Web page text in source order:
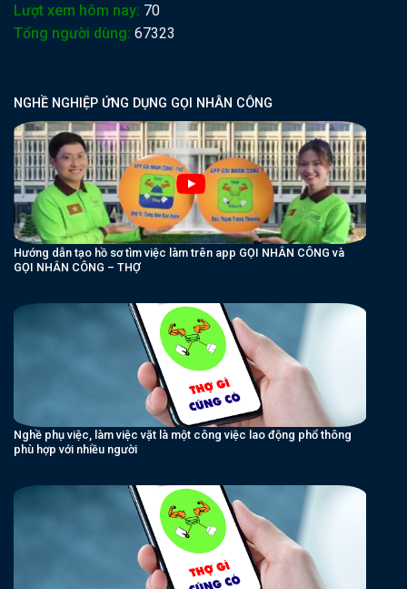
Lượt xem hôm nay: 70
Tổng người dùng: 67323
NGHỀ NGHIỆP ỨNG DỤNG GỌI NHÂN CÔNG
Hướng dẫn tạo hồ sơ tìm việc làm trên app GỌI NHÂN CÔNG và
GỌI NHÂN CÔNG – THỢ
Nghề phụ việc, làm việc vặt là một công việc lao động phổ thông
phù hợp với nhiều người